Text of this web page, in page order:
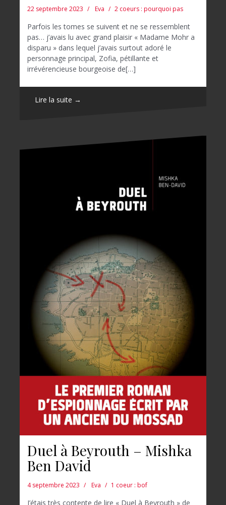
22 septembre 2023 Eva 2 coeurs : pourquoi pas
Parfois les tomes se suivent et ne se ressemblent
pas… j’avais lu avec grand plaisir « Madame Mohr a
disparu » dans lequel j’avais surtout adoré le
personnage principal, Zofia, pétillante et
irrévérencieuse bourgeoise de[…]
Lire la suite →
Duel à Beyrouth – Mishka
Ben David
4 septembre 2023 Eva 1 coeur : bof
J’étais très contente de lire « Duel à Beyrouth » de